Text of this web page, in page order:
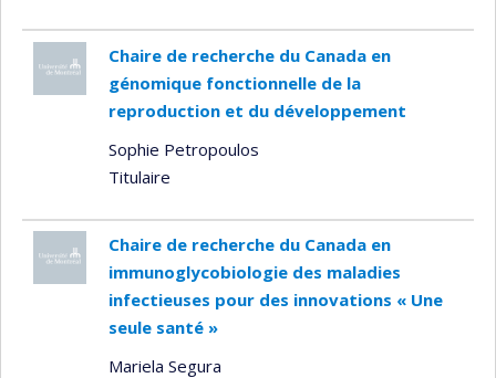
Chaire de recherche du Canada en
génomique fonctionnelle de la
reproduction et du développement
Sophie Petropoulos
Titulaire
Chaire de recherche du Canada en
immunoglycobiologie des maladies
infectieuses pour des innovations « Une
seule santé »
Mariela Segura